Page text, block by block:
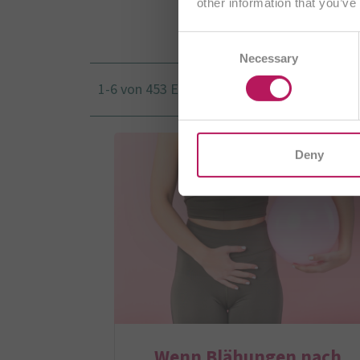
Necessary
Deny
1-6 von 453 Ergebnissen